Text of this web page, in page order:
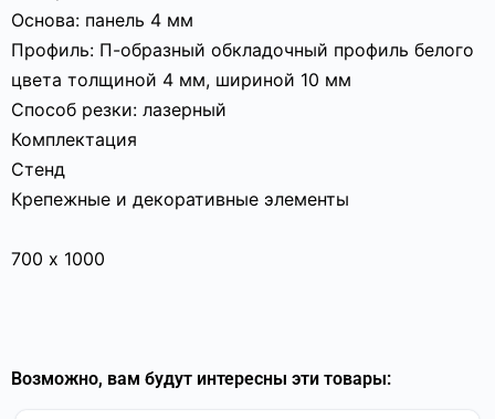
Основа: панель 4 мм
Профиль: П-образный обкладочный профиль белого
цвета толщиной 4 мм, шириной 10 мм
Способ резки: лазерный
Комплектация
Стенд
Крепежные и декоративные элементы
700 х 1000
Возможно, вам будут интересны эти товары: